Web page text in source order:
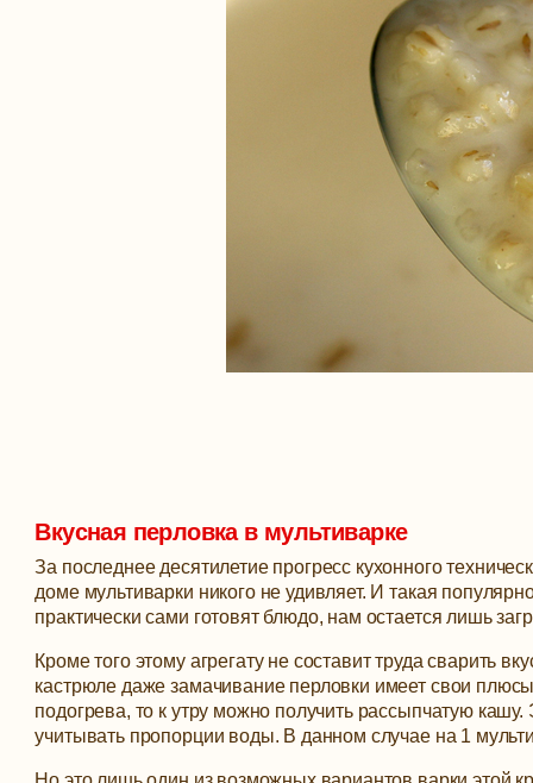
Вкусная перловка в мультиварке
За последнее десятилетие прогресс кухонного
доме мультиварки никого не удивляет. И такая
практически сами готовят блюдо, нам остается лишь
Кроме того этому агрегату не составит труда сварить
кастрюле даже замачивание перловки имеет свои
подогрева, то к утру можно получить рассыпчатую
учитывать пропорции воды. В данном случае на 1